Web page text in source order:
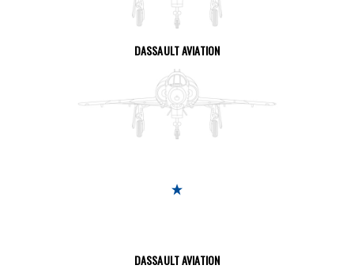
DASSAULT AVIATION
DASSAULT AVIATION